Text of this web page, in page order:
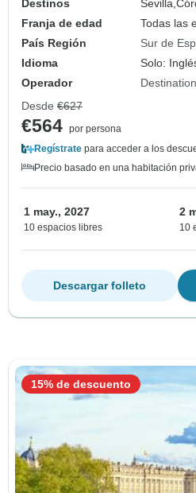
Destinos Sevilla,
Franja de edad
Todas las
País Región
Sur de
Idioma
Solo:
Operador
Desde €627
€564 por persona
Regístrate para acceder a los
Precio basado en una habitación
1 may., 2027
10 espacios libres
2
10
Descargar folleto
15% de descuento